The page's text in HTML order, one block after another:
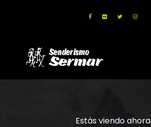
Estás viendo ahora